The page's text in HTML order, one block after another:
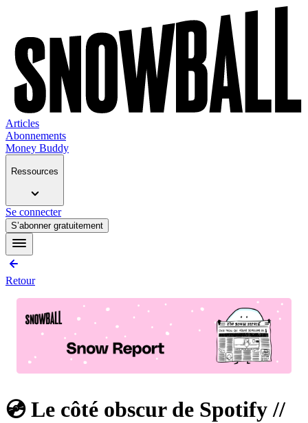
Articles
Abonnements
Money Buddy
Ressources
Se connecter
S’abonner gratuitement
Retour
💿 Le côté obscur de Spotify //